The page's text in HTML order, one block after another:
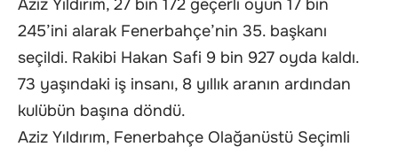
Aziz Yıldırım, 27 bin 172 geçerli oyun 17 bin
245’ini alarak Fenerbahçe’nin 35. başkanı
seçildi. Rakibi Hakan Safi 9 bin 927 oyda kaldı.
73 yaşındaki iş insanı, 8 yıllık aranın ardından
kulübün başına döndü.
Aziz Yıldırım, Fenerbahçe Olağanüstü Seçimli